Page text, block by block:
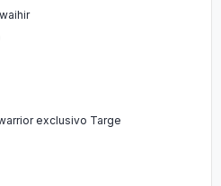
exclusivo Targe